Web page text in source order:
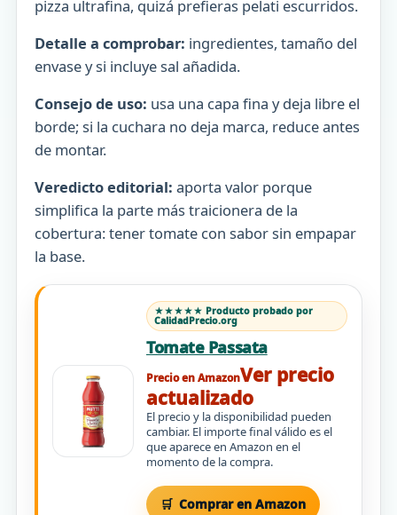
pizza ultrafina, quizá prefieras pelati escurridos.
Detalle a comprobar: ingredientes, tamaño del
envase y si incluye sal añadida.
Consejo de uso: usa una capa fina y deja libre el
borde; si la cuchara no deja marca, reduce antes
de montar.
Veredicto editorial: aporta valor porque
simplifica la parte más traicionera de la
cobertura: tener tomate con sabor sin empapar
la base.
★★★★★ Producto probado por
CalidadPrecio.org
Tomate Passata
Precio en AmazonVer precio
actualizado
El precio y la disponibilidad pueden
cambiar. El importe final válido es el
que aparece en Amazon en el
momento de la compra.
Comprar en Amazon